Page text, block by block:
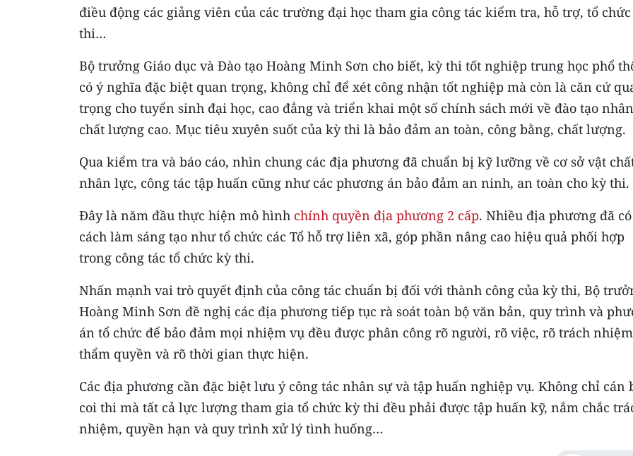
điều động các giảng viên của các trường đại học tham gia công tác kiểm tra, hỗ trợ, tổ
thi…
Bộ trưởng Giáo dục và Đào tạo Hoàng Minh Sơn cho biết, kỳ thi tốt nghiệp trung học phổ
có ý nghĩa đặc biệt quan trọng, không chỉ để xét công nhận tốt nghiệp mà còn là căn cứ
trọng cho tuyển sinh đại học, cao đẳng và triển khai một số chính sách mới về đào tạo
chất lượng cao. Mục tiêu xuyên suốt của kỳ thi là bảo đảm an toàn, công bằng, chất lượng.
Qua kiểm tra và báo cáo, nhìn chung các địa phương đã chuẩn bị kỹ lưỡng về cơ sở vật
nhân lực, công tác tập huấn cũng như các phương án bảo đảm an ninh, an toàn cho kỳ thi.
Đây là năm đầu thực hiện mô hình chính quyền địa phương 2 cấp. Nhiều địa phương đã có
cách làm sáng tạo như tổ chức các Tổ hỗ trợ liên xã, góp phần nâng cao hiệu quả phối hợp
trong công tác tổ chức kỳ thi.
Nhấn mạnh vai trò quyết định của công tác chuẩn bị đối với thành công của kỳ thi, Bộ
Hoàng Minh Sơn đề nghị các địa phương tiếp tục rà soát toàn bộ văn bản, quy trình và
án tổ chức để bảo đảm mọi nhiệm vụ đều được phân công rõ người, rõ việc, rõ trách
thẩm quyền và rõ thời gian thực hiện.
Các địa phương cần đặc biệt lưu ý công tác nhân sự và tập huấn nghiệp vụ. Không chỉ cán
coi thi mà tất cả lực lượng tham gia tổ chức kỳ thi đều phải được tập huấn kỹ, nắm chắc
nhiệm, quyền hạn và quy trình xử lý tình huống…